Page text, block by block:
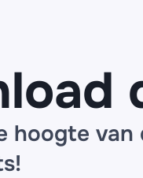
hoogte van